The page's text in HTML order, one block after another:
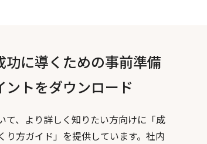
に導くための事前準備
トをダウンロード
て、より詳しく知りたい方向けに「成
り方ガイド」を提供しています。社内